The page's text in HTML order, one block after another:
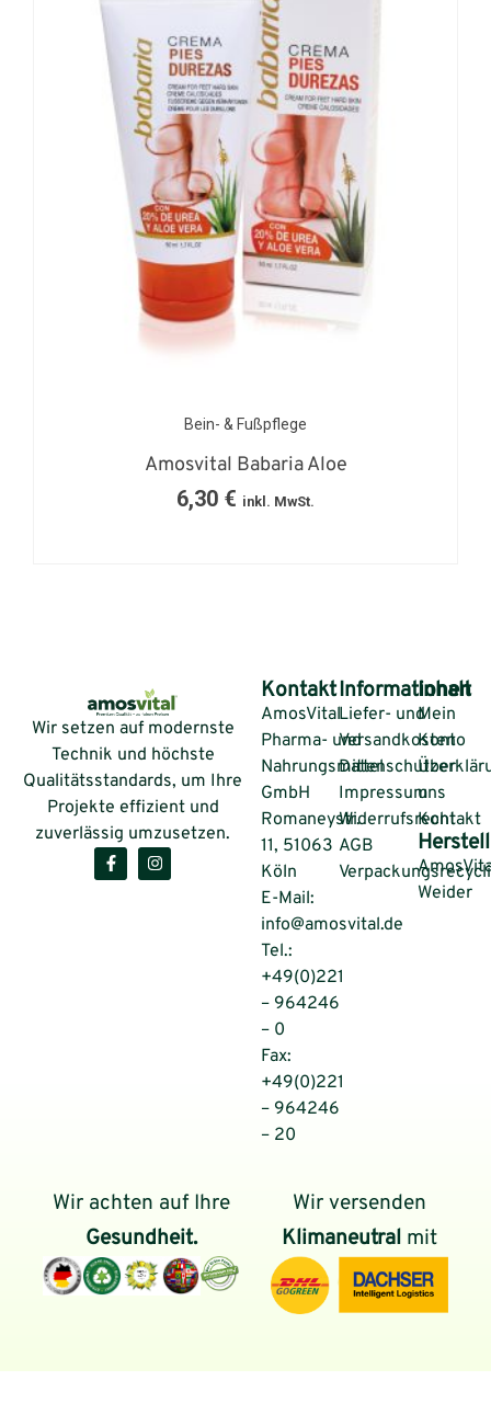
Bein- & Fußpflege
Amosvital Babaria Aloe
6,30 € inkl. MwSt.
Wir setzen auf modernste
Technik und höchste
Qualitätsstandards, um Ihre
Projekte effizient und
zuverlässig umzusetzen.
Kontakt
AmosVital
Pharma- und
Nahrungsmittel
GmbH
Romaneystr.
11, 51063
Köln
E-Mail:
info@amosvital.de
Tel.:
+49(0)221
– 964246
– 0
Fax:
+49(0)221
– 964246
– 20
Informationen
Liefer- und
Versandkosten
Impressum
Widerrufsrecht
AGB
Inhalt
Mein
Konto
Über
uns
Kontakt
Weider
Wir achten auf Ihre
Gesundheit.
Wir versenden
Klimaneutral mit